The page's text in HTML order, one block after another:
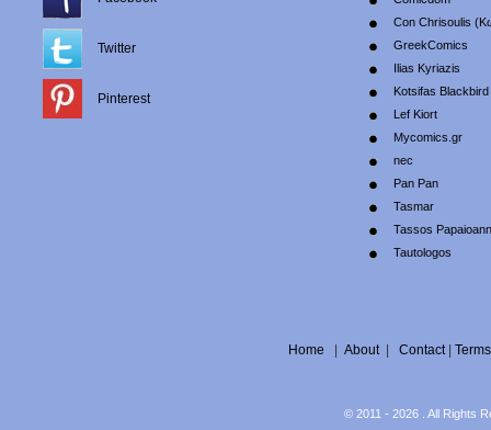
Twitter
Pinterest
Con Chrisoulis
GreekComics
Ilias Kyriazis
Kotsifas Blackbird
Lef Kiort
Mycomics.gr
nec
Pan Pan
Tasmar
Tassos
Tautologos
Home About| Contact| Terms
© 2011 - 2026 . All Rights